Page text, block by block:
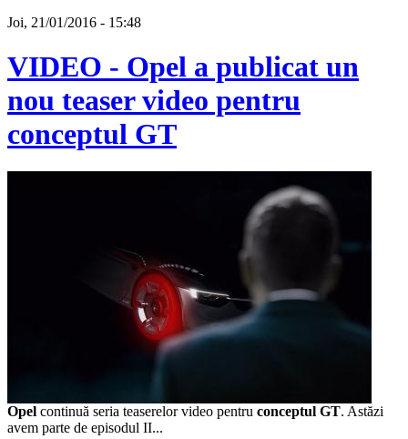
Joi, 21/01/2016 - 15:48
VIDEO - Opel a publicat un
nou teaser video pentru
conceptul GT
Opel continuă seria teaserelor video pentru conceptul GT. Astăzi
avem parte de episodul II...